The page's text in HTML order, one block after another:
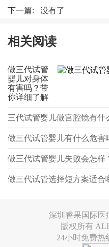
下一篇: 没有了
相关阅读
做三代试管
婴儿对身体
有害吗？带
你详细了解
三代试管婴儿做宫腔镜有什
做三代试管婴儿有什么危害
做三代试管婴儿失败会怎样
做三代试管选择短方案适合
深圳睿果国际医
版权所有
24小时免费热